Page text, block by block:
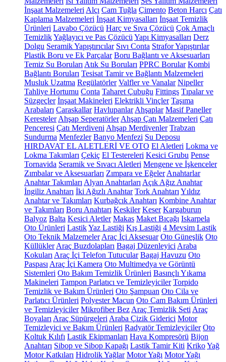
İnşaat Malzemeleri Alçı Cam Tuğla Çimento Beton Harcı Çatı
Kaplama Malzemeleri İnşaat Kimyasalları İnşaat Temizlik
Ürünleri Lavabo Çözücü Harç ve Sıva Çözücü Çok Amaçlı
TemizlikYağlayıcı ve Pas Çözücü Yapı Kimyasalları Derz
Dolgu Seramik Yapıştırıcılar Sıvı Conta Strafor Yapıştırılar
Plastik Boru ve Ek Parçalar Boru Bağlantı ve Aksesuarları
Temiz Su Boruları Atık Su Boruları PPRC Borular Kombi
Bağlantı Boruları Tesisat Tamir ve Bağlantı Malzemeleri
Musluk Uzatma Regülatörler Valfler ve Vanalar Nipeller
Tahliye Hortumu Conta Taharet Çubuğu Fittings Tıpalar ve
Süzgeçler İnşaat Makineleri Elektrikli Vinçler Taşıma
Arabaları Caraskallar Havlupanlar Ahşaplar Masif Paneller
Keresteler Ahşap Seperatörler Ahşap Çatı Malzemeleri Çatı
Penceresi Çatı Merdiveni Ahşap Merdivenler Trabzan
Sundurma Menfezler Banyo Menfezi Su Deposu
HIRDAVAT EL ALETLERİ VE OTO El Aletleri Lokma ve
Lokma Takımları Çekiç El Testereleri Kesici Grubu Pense
Tornavida Seramik ve Sıvacı Aletleri Mengene ve İşkenceler
Zımbalar ve Aksesuarları Zımpara ve Eğeler Anahtarlar
Anahtar Takımları Alyan Anahtarları Açık Ağız Anahtar
İngiliz Anahtarı İki Ağızlı Anahtar Tork Anahtarı Yıldız
Anahtar ve Takımları Kurbağcık Anahtarı Kombine Anahtar
ve Takımları Boru Anahtarı Keskiler Keser Kargaburun
Balyoz Balta Kesici Aletler Makas Maket Bıçağı Iskarpela
Oto Ürünleri LastikYaz Lastiği Kış Lastiği 4 Mevsim Lastik
Oto Teknik Malzemeler Araç İçi Aksesuar Oto Güneşlik Oto
Küllükler Araç Buzdolapları Bagaj Düzenleyici Araba
Kokuları Araç İçi Telefon Tutucular Bagaj Havuzu Oto
Paspası Araç İçi Kamera Oto Multimedya ve Görüntü
Sistemleri Oto Bakım Temizlik Ürünleri Basınçlı Yıkama
Makineleri Tampon Parlatıcı ve Temizleyiciler Torpido
Temizlik ve Bakım Ürünleri Oto Şampuan Oto Cila ve
Parlatıcı Ürünleri Polyester Macun Oto Cam Bakım Ürünleri
ve Temizleyiciler Mikrofiber Bez Araç Temizlik Seti Araç
Boyaları Araç Süpürgeleri Araba Çizik Giderici Motor
Temizleyici ve Bakım Ürünleri Radyatör Temizleyiciler Oto
Koltuk Kılıfı Lastik Ekipmanları Hava Kompresörü Bijon
Anahtarı Sibop ve Sibop Kapağı Lastik Tamir Kiti KrikoYağ
Motor Katkıları Hidrolik Yağlar Motor Yağı Motor Yağı